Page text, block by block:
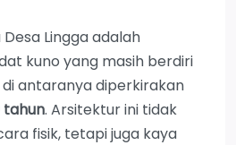
Lingga adalah
kuno yang masih berdiri
antaranya diperkirakan
tahun. Arsitektur ini tidak
fisik, tetapi juga kaya